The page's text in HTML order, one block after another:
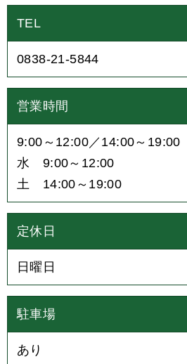
TEL
0838-21-5844
営業時間
9:00～12:00／14:00～19:00
水 9:00～12:00
土 14:00～19:00
定休日
日曜日
駐車場
あり